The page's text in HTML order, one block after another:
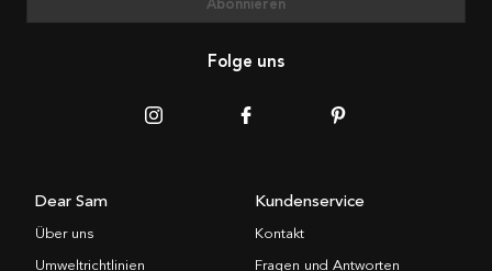
Abonnieren
Folge uns
Dear Sam
Über uns
Umweltrichtlinien
Kundenservice
Kontakt
Fragen und Antworten